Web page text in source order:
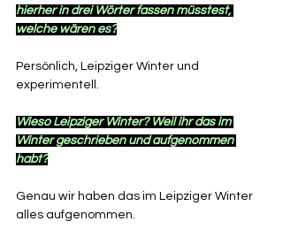
hierher in drei Wörter fassen müsstest,
welche wären es?
Persönlich, Leipziger Winter und
experimentell.
Wieso Leipziger Winter? Weil ihr das im
Winter geschrieben und aufgenommen
habt?
Genau wir haben das im Leipziger Winter
alles aufgenommen.